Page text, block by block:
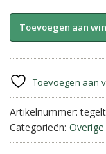
een
knuffel
aantal
Toevoegen aan
Toevoegen aan
Artikelnummer:
Categorieën: